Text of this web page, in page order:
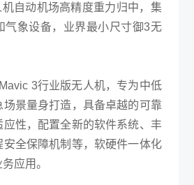
自动机场高精度重力归中，集
气象设备，业界最小尺寸御3无
3行业版无人机，专为中低
景量身打造，具备卓越的可靠
性，配置全新的软件系统、丰
安全保障机制等，软硬件一体化
应用。